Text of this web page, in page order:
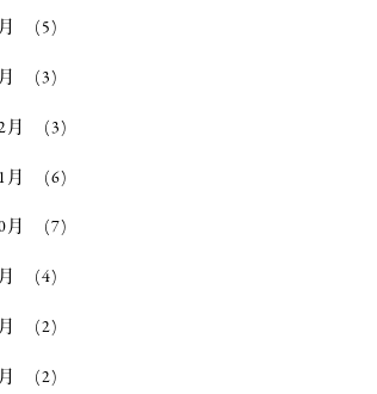
(5)
(3)
月 (3)
月 (6)
月 (7)
(4)
(2)
(2)